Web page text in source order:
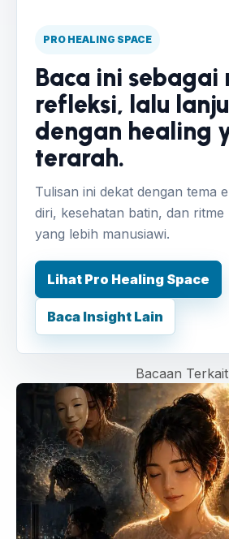
PRO HEALING SPACE
Baca ini sebagai
refleksi, lalu
dengan healing
terarah.
Tulisan ini dekat dengan tema
diri, kesehatan batin, dan
yang lebih manusiawi.
Lihat Pro Healing Space
Baca Insight Lain
Bacaan Terkait